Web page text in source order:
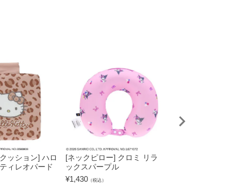
ッション] ハロ
ィレオパード
[ネックピロー] クロミ リラ
ックスパープル
¥1,430 （税込）